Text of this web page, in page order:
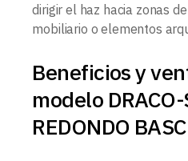
dirigir el haz hacia zonas
mobiliario o elementos
Beneficios y
modelo DRACO-
REDONDO